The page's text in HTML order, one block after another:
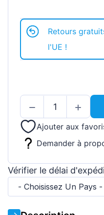
Retours
l'UE !
Ajouter aux
Demander à
Vérifier le délai
- Choisissez Un Pays -